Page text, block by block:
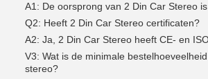
A1: De oorsprong van 2 Din Car Stereo
Q2: Heeft 2 Din Car Stereo certificaten?
A2: Ja, 2 Din Car Stereo heeft CE- en
V3: Wat is de minimale
stereo?